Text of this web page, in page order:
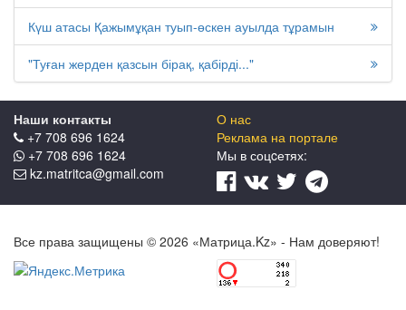
Күш атасы Қажымұқан туып-өскен ауылда тұрамын
"Туған жерден қазсын бірақ, қабірді..."
Наши контакты
+7 708 696 1624
+7 708 696 1624
kz.matritca@gmail.com
О нас
Реклама на портале
Мы в соцcетях:
Все права защищены © 2026 «Матрица.Kz» - Нам доверяют!